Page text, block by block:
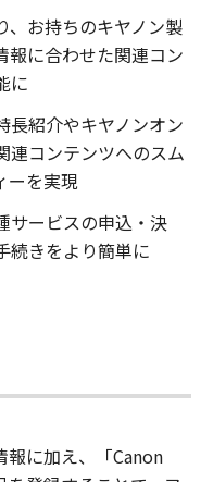
、お持ちのキヤノン製
報に合わせた関連コン
に
長紹介やキヤノンオン
連コンテンツへのスム
ーを実現
サービスの申込・決
続きをより簡単に
報に加え、「Canon